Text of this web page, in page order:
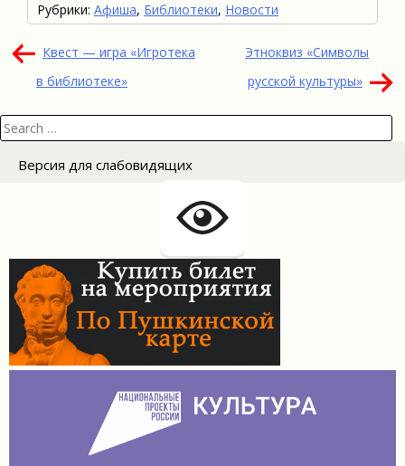
Рубрики: Афиша, Библиотеки, Новости
Навигация
по
Квест — игра «Игротека
в библиотеке»
Этноквиз «Символы
русской культуры»
Search
for:
Версия для слабовидящих